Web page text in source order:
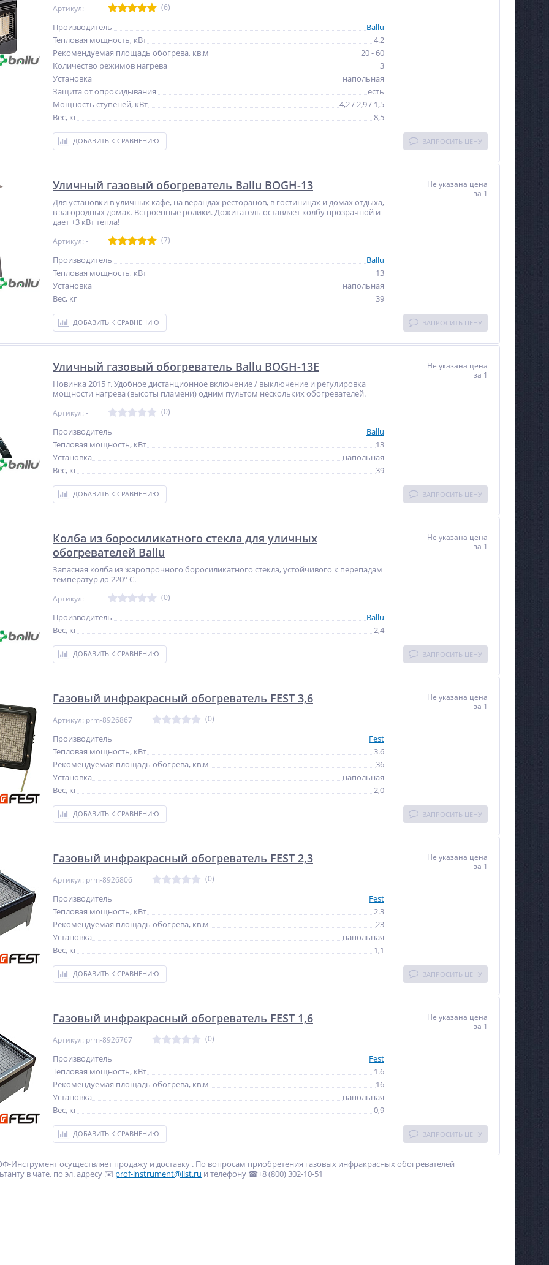
ХИТ
%
Linkor ВД–170И
15 382руб.
универсальный VPK MECH
17 800руб.
арматуры NRT-40l
73 107
Циклон ПДГ-120
Не указана цена
Артикул: - (6)
Производитель
Ballu
Тепловая мощность, кВт
4.2
Рекомендуемая площадь обогрева, кв.м
20 - 60
Количество режимов нагрева
3
Установка
напольная
Защита от опрокидывания
есть
Мощность ступеней, кВт
4,2 / 2,9 / 1,5
Вес, кг
8,5
ДОБАВИТЬ К СРАВНЕНИЮ ЗАПРОСИТЬ ЦЕНУ
Уличный газовый обогреватель Ballu BOGH-13
Для установки в уличных кафе, на верандах ресторанов, в гостиницах и домах отдыха,
в загородных домах. Встроенные ролики. Дожигатель оставляет колбу прозрачной и
дает +3 кВт тепла!
Артикул: - (7)
Производитель
Ballu
Тепловая мощность, кВт
13
Установка
напольная
Вес, кг
39
ДОБАВИТЬ К СРАВНЕНИЮ
Не указана цена
за 1
ЗАПРОСИТЬ ЦЕНУ
Уличный газовый обогреватель Ballu BOGH-13E
Новинка 2015 г. Удобное дистанционное включение / выключение и регулировка
мощности нагрева (высоты пламени) одним пультом нескольких обогревателей.
Артикул: - (0)
Производитель
Ballu
Тепловая мощность, кВт
13
Установка
напольная
Вес, кг
39
ДОБАВИТЬ К СРАВНЕНИЮ
Не указана цена
за 1
ЗАПРОСИТЬ ЦЕНУ
Колба из боросиликатного стекла для уличных
обогревателей Ballu
Запасная колба из жаропрочного боросиликатного стекла, устойчивого к перепадам
температур до 220° С.
Артикул: - (0)
Производитель
Ballu
Вес, кг
2,4
ДОБАВИТЬ К СРАВНЕНИЮ
Не указана цена
за 1
ЗАПРОСИТЬ ЦЕНУ
Газовый инфракрасный обогреватель FEST 3,6
Артикул: prm-8926867 (0)
Производитель
Fest
Тепловая мощность, кВт
3.6
Рекомендуемая площадь обогрева, кв.м
36
Установка
напольная
Вес, кг
2,0
ДОБАВИТЬ К СРАВНЕНИЮ
Не указана цена
за 1
ЗАПРОСИТЬ ЦЕНУ
Газовый инфракрасный обогреватель FEST 2,3
Артикул: prm-8926806 (0)
Производитель
Fest
Тепловая мощность, кВт
2.3
Рекомендуемая площадь обогрева, кв.м
23
Установка
напольная
Вес, кг
1,1
ДОБАВИТЬ К СРАВНЕНИЮ
Не указана цена
за 1
ЗАПРОСИТЬ ЦЕНУ
Газовый инфракрасный обогреватель FEST 1,6
Артикул: prm-8926767 (0)
Производитель
Fest
Тепловая мощность, кВт
1.6
Рекомендуемая площадь обогрева, кв.м
16
Установка
напольная
Вес, кг
0,9
ДОБАВИТЬ К СРАВНЕНИЮ
Не указана цена
за 1
ЗАПРОСИТЬ ЦЕНУ
Инструмент осуществляет продажу и доставку . По вопросам приобретения газовых инфракрасных обогревателей
в чате, по эл. адресу ✉️ prof-instrument@list.ru и телефону ☎+8 (800) 302-10-51